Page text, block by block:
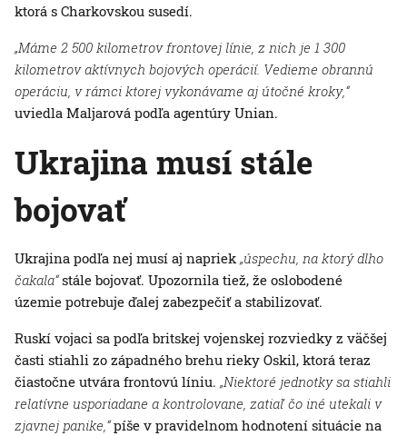
ktorá s Charkovskou susedí.
„Máme 2 500 kilometrov frontovej línie, z nich je 1 300
kilometrov aktívnych bojových operácií. Vedieme obrannú
operáciu, v rámci ktorej vykonávame aj útočné kroky,“
uviedla Maljarová podľa agentúry Unian.
Ukrajina musí stále
bojovať
Ukrajina podľa nej musí aj napriek„úspechu, na ktorý dlho
čakala“stále bojovať. Upozornila tiež, že oslobodené
územie potrebuje ďalej zabezpečiť a stabilizovať.
Ruskí vojaci sa podľa britskej vojenskej rozviedky z väčšej
časti stiahli zo západného brehu rieky Oskil, ktorá teraz
čiastočne utvára frontovú líniu. „Niektoré jednotky sa stiahli
relatívne usporiadane a kontrolovane, zatiaľ čo iné utekali v
zjavnej panike,“píše v pravidelnom hodnotení situácie na